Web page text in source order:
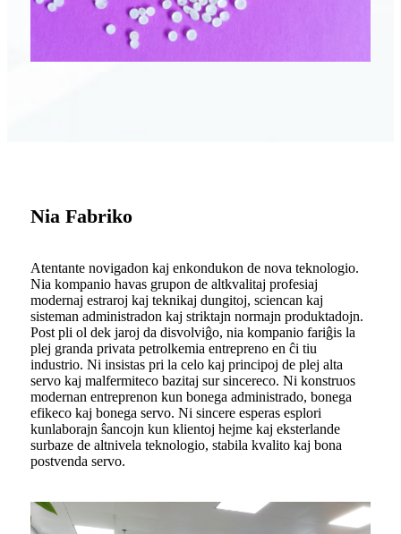
Nia Fabriko
Atentante novigadon kaj enkondukon de nova teknologio.
Nia kompanio havas grupon de altkvalitaj profesiaj
modernaj estraroj kaj teknikaj dungitoj, sciencan kaj
sisteman administradon kaj striktajn normajn produktadojn.
Post pli ol dek jaroj da disvolviĝo, nia kompanio fariĝis la
plej granda privata petrolkemia entrepreno en ĉi tiu
industrio. Ni insistas pri la celo kaj principoj de plej alta
servo kaj malfermiteco bazitaj sur sincereco. Ni konstruos
modernan entreprenon kun bonega administrado, bonega
efikeco kaj bonega servo. Ni sincere esperas esplori
kunlaborajn ŝancojn kun klientoj hejme kaj eksterlande
surbaze de altnivela teknologio, stabila kvalito kaj bona
postvenda servo.